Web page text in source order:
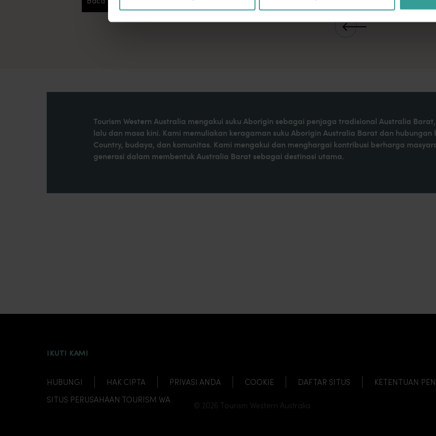
Ningaloo Reef yang terdaftar sebagai Warisan Dunia
menunggu.
Tourism Western Australia mengakui suku Aborigin sebagai penjaga tradisional Australia
lalu dan masa kini. Kami memuliakan keragaman suku Aborigin Australia Barat dan
Country, budaya, dan komunitas. Kami mengakui dan menghargai kontribusi berharga
generasi dalam membentuk Australia Barat sebagai destinasi utama.
IKUTI KAMI
HUBUNGI HAK CIPTA PRIVASI ANDA COOKIE DAFTAR SITUS
KETENTUAN
SITUS PERUSAHAAN TOURISM WA
© 2026 Tourism Western Australia